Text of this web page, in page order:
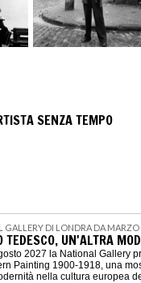
SENZA TEMPO
GALLERY DI LONDRA DA
TEDESCO, UN'ALTRA
2027 la National Gallery
Painting 1900-1918, una
nella cultura europea